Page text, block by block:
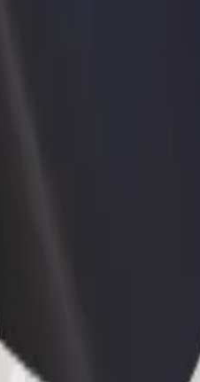
celui qui vous convient le mieux.